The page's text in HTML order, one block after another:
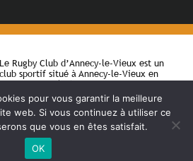
Le Rugby Club d’Annecy-le-Vieux est un
club sportif situé à Annecy-le-Vieux en
Savoie (74). Il permet depuis 1983 à
jeunes et des adultes de pratiquer le
en compétition ou en loisir.
| Site internet réalisé par
pour vous garantir la meilleure
web. Si vous continuez à utiliser ce
que vous en êtes satisfait.
OK